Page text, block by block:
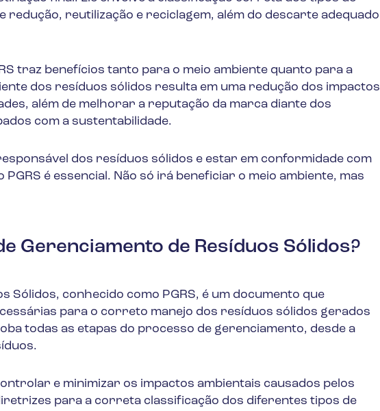
redução, reutilização e reciclagem, além do descarte adequado
traz benefícios tanto para o meio ambiente quanto para a
dos resíduos sólidos resulta em uma redução dos impactos
além de melhorar a reputação da marca diante dos
com a sustentabilidade.
dos resíduos sólidos e estar em conformidade com
é essencial. Não só irá beneficiar o meio ambiente, mas
Gerenciamento de Resíduos Sólidos?
Sólidos, conhecido como PGRS, é um documento que
para o correto manejo dos resíduos sólidos gerados
todas as etapas do processo de gerenciamento, desde a
e minimizar os impactos ambientais causados pelos
para a correta classificação dos diferentes tipos de